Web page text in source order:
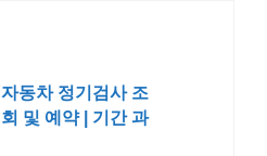
자동차 정기검사 조
회 및 예약 | 기간 과